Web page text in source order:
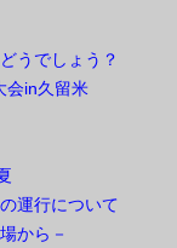
うでしょう？
会in久留米
運行について
から－